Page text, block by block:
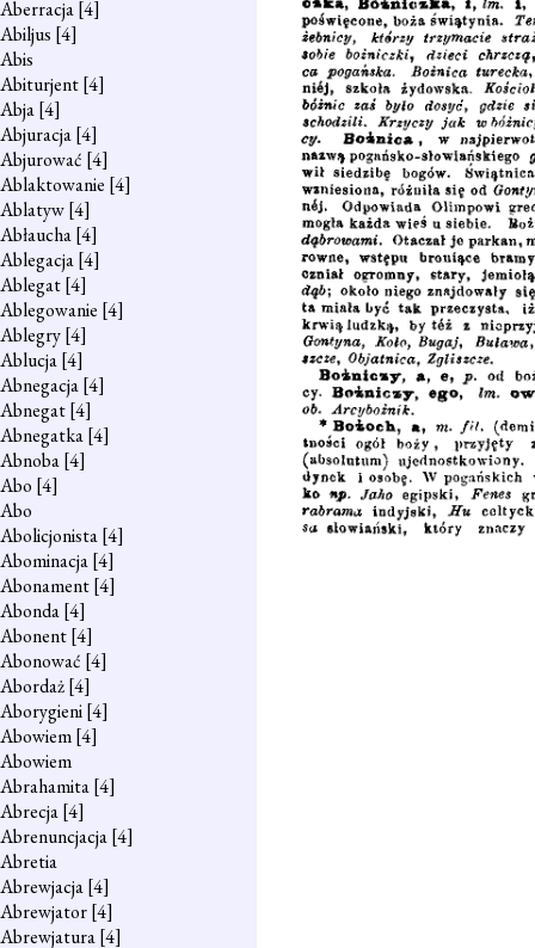
Aberracja[4]
Abiljus [4]
Abis
Abiturjent[4]
Abja[4]
Abjuracja[4]
Abjurować [4]
Ablaktowanie [4]
Ablatyw[4]
Abłaucha[4]
Ablegacja[4]
Ablegat[4]
Ablegowanie [4]
Ablegry[4]
Ablucja[4]
Abnegacja[4]
Abnegat[4]
Abnegatka[4]
Abnoba[4]
Abo [4]
Abo
Abolicjonista[4]
Abominacja[4]
Abonament[4]
Abonda[4]
Abonent[4]
Abonować [4]
Abordaż[4]
Aborygieni[4]
Abowiem[4]
Abowiem
Abrahamita[4]
Abrecja[4]
Abrenuncjacja[4]
Abretia
Abrewjacja[4]
Abrewjator[4]
Abrewjatura[4]